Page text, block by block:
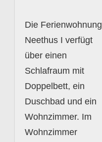
Die Ferienwohnung
Neethus I verfügt
über einen
Schlafraum mit
Doppelbett, ein
Duschbad und ein
Wohnzimmer. Im
Wohnzimmer